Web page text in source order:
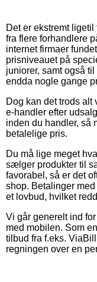
Det er ekstremt
fra flere forhandlere
internet firmaer
prisniveauet på
juniorer, samt også
endda nogle gange
Dog kan det trods
e-handler efter
inden du handler, så
betalelige pris.
Du må lige meget
sælger produkter til
favorabel, så er det
shop. Betalinger
et lovbud, hvilket
Vi går generelt ind
med mobilen. Som
tilbud fra f.eks.
regningen over en